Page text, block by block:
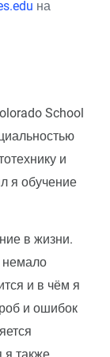
на
School
и
я обучение
в жизни.
немало
и в чём я
и ошибок